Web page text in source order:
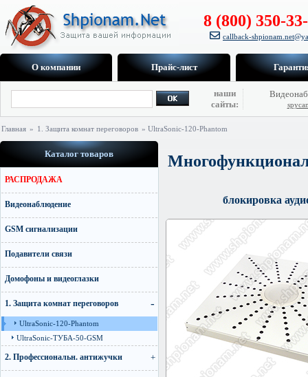
8 (800) 350-
callback-
О компании Прайс-лист
наши
сайты:
Главная » 1. Защита комнат переговоров » UltraSonic-120-Рhantom
Каталог товаров
РАСПРОДАЖА
Видеонаблюдение
GSM сигнализации
Подавители связи
Домофоны и видеоглазки
1. Защита комнат переговоров
UltraSonic-120-Рhantom
UltraSonic-ТУБА-50-GSM
2. Профессиональн. антижучки
блокировка